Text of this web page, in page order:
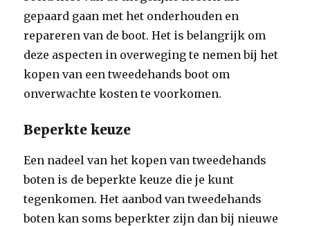
gepaard gaan met het onderhouden en
repareren van de boot. Het is belangrijk om
deze aspecten in overweging te nemen bij het
kopen van een tweedehands boot om
onverwachte kosten te voorkomen.
Beperkte keuze
Een nadeel van het kopen van tweedehands
boten is de beperkte keuze die je kunt
tegenkomen. Het aanbod van tweedehands
boten kan soms beperkter zijn dan bij nieuwe